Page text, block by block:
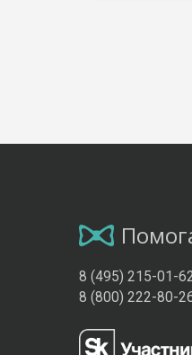
8 (495) 215-01-
8 (800) 222-80-